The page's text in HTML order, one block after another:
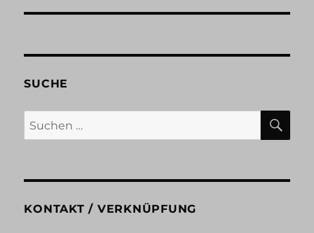
SUCHE
Suchen
nach:
KONTAKT / VERKNÜPFUNG